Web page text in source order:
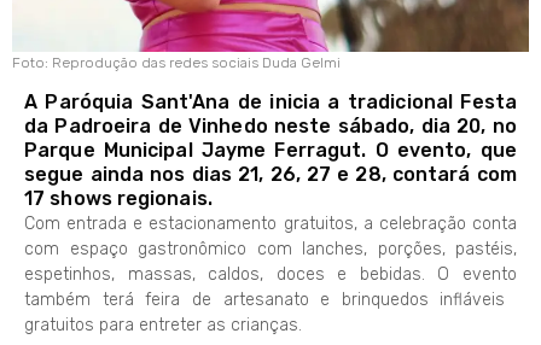
Foto: Reprodução das redes sociais Duda Gelmi
A Paróquia Sant'Ana de inicia a tradicional Festa
da Padroeira de Vinhedo neste sábado, dia 20, no
Parque Municipal Jayme Ferragut. O evento, que
segue ainda nos dias 21, 26, 27 e 28, contará com
17 shows regionais.
Com entrada e estacionamento gratuitos, a celebração conta
com espaço gastronômico com lanches, porções, pastéis,
espetinhos, massas, caldos, doces e bebidas. O evento
também terá feira de artesanato e brinquedos infláveis ​​
gratuitos para entreter as crianças.